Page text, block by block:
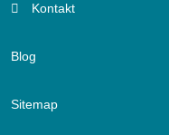
Kontakt
Blog
Sitemap